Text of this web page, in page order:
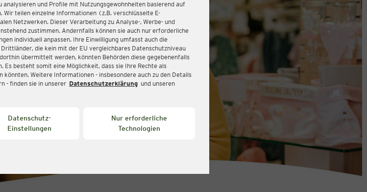
und Profile mit Nutzungsgewohnheiten basierend auf
teilen einzelne Informationen (z.B. verschlüsselte E-
Netzwerken. Dieser Verarbeitung zu Analyse-, Werbe- und
zustimmen. Andernfalls können sie auch nur erforderliche
individuell anpassen. Ihre Einwilligung umfasst auch die
die kein mit der EU vergleichbares Datenschutzniveau
übermittelt werden, könnten Behörden diese gegebenenfalls
Es besteht somit eine Möglichkeit, dass sie Ihre Rechte als
Weitere Informationen - insbesondere auch zu den Details
- finden sie in unserer Datenschutzerklärung und unseren
Datenschutz-
Einstellungen
Nur erforderliche
Technologien